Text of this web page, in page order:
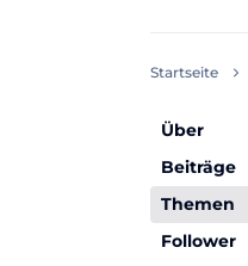
Startseite
Über
Beiträge
Themen
Follower